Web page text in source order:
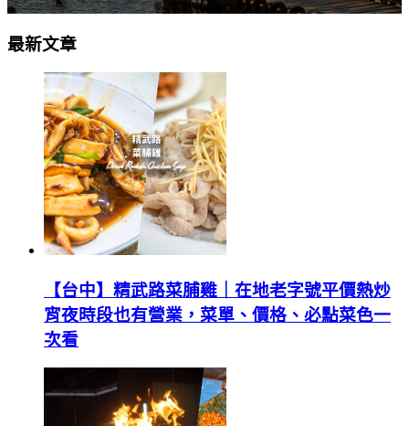
最新文章
【台中】精武路菜脯雞｜在地老字號平價熱炒
宵夜時段也有營業，菜單、價格、必點菜色一
次看